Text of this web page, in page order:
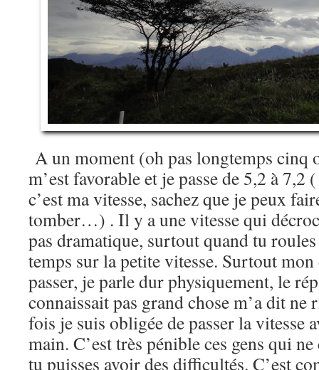
A un moment (oh pas longtemps cinq
m’est favorable et je passe de 5,2 à 7,2
c’est ma vitesse, sachez que je peux
tomber…) . Il y a une vitesse qui
pas dramatique, surtout quand tu
temps sur la petite vitesse. Surtout
passer, je parle dur physiquement, le
connaissait pas grand chose m’a dit
fois je suis obligée de passer la vitesse
main. C’est très pénible ces gens qui
tu puisses avoir des difficultés. C’est